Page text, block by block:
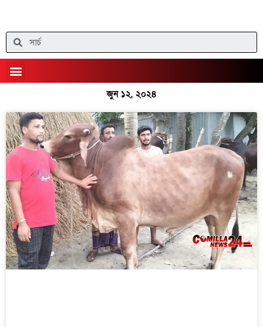
contentSearch
Menu
জুন ১২, ২০২৪